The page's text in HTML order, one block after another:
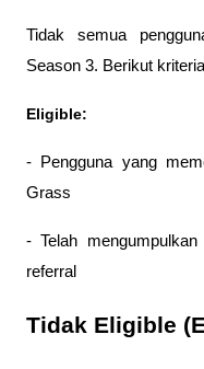
Tidak semua
Season 3. Berikut
Eligible:
- Pengguna yang
Grass
- Telah
referral
Tidak Eligible